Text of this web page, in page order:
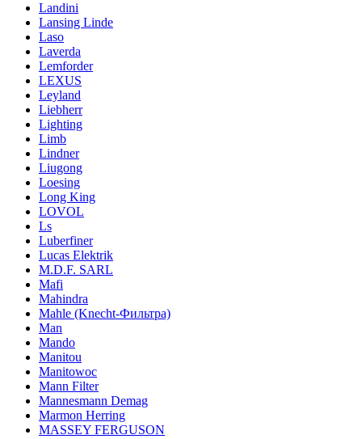
Landini
Lansing Linde
Laso
Laverda
Lemforder
LEXUS
Leyland
Liebherr
Lighting
Limb
Lindner
Liugong
Loesing
Long King
LOVOL
Ls
Luberfiner
Lucas Elektrik
M.D.F. SARL
Mafi
Mahindra
Mahle (Knecht-Фильтра)
Man
Mando
Manitou
Manitowoc
Mann Filter
Mannesmann Demag
Marmon Herring
MASSEY FERGUSON